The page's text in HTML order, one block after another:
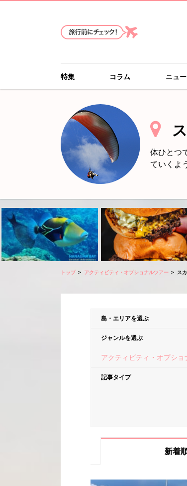
特集 コラム ニュ
体ひとつ
ていくよ
トップ アクティビティ・オプショナルツアー ス
島・エリアを選ぶ
ジャンルを選ぶ
アクティビティ・オプショ
記事タイプ
新着